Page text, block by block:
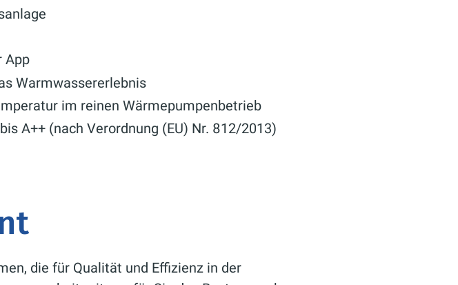
App
Warmwassererlebnis
im reinen Wärmepumpenbetrieb
A++ (nach Verordnung (EU) Nr. 812/2013)
die für Qualität und Effizienz in der